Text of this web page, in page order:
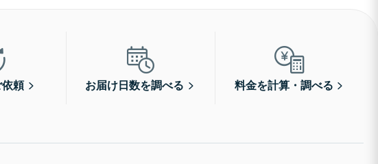
頼 お届け日数を調べる 料金を計算・調べる